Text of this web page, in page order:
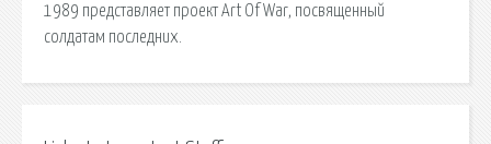
1989 представляет проект Art Of War, посвященный
солдатам последних.